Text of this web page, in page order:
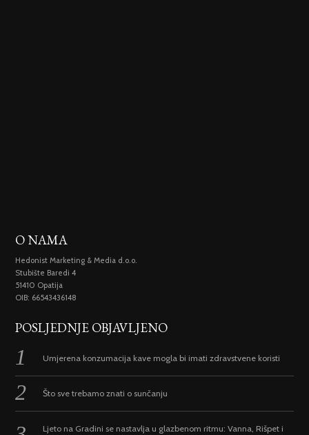
O NAMA
Hedonist Marketing & Media d.o.o.
Stubište Baredi 4
51410 Opatija
OIB: 66543436148
POSLJEDNJE OBJAVLJENO
Umjerena konzumacija kave mogla bi imati zdravstvene koristi
Što sve trebamo znati o sunčanju
Ljeto na Gradini se nastavlja u glazbenom ritmu: Vanna, Rišpet i